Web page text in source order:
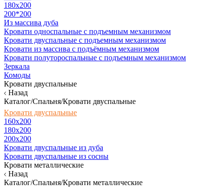
180х200
200*200
Из массива дуба
Кровати односпальные с подъемным механизмом
Кровати двуспальные с подъемным механизмом
Кровати из массива с подъёмным механизмом
Кровати полутороспальные с подъемным механизмом
Зеркала
Комоды
Кровати двуспальные
Назад
Каталог/Спальня/Кровати двуспальные
Кровати двуспальные
160х200
180x200
200x200
Кровати двуспальные из дуба
Кровати двуспальные из сосны
Кровати металлические
Назад
Каталог/Спальня/Кровати металлические